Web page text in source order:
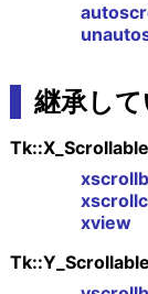
継承し
xview